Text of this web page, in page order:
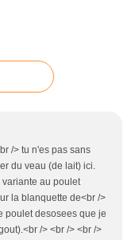
/> tu n'es pas sans
du veau (de lait) ici.
au poulet
la blanquette de<br />
poulet desosees que je
/> <br /> <br />